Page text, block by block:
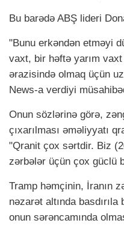
Bu barədə ABŞ lideri
"Bunu erkəndən etməyi
vaxt, bir həftə yarım
ərazisində olmaq üçün
News-a verdiyi
Onun sözlərinə görə,
çıxarılması əməliyyatı
"Qranit çox sərtdir. Biz
zərbələr üçün çox güclü
Tramp həmçinin, İranın
nəzarət altında
onun sərəncamında